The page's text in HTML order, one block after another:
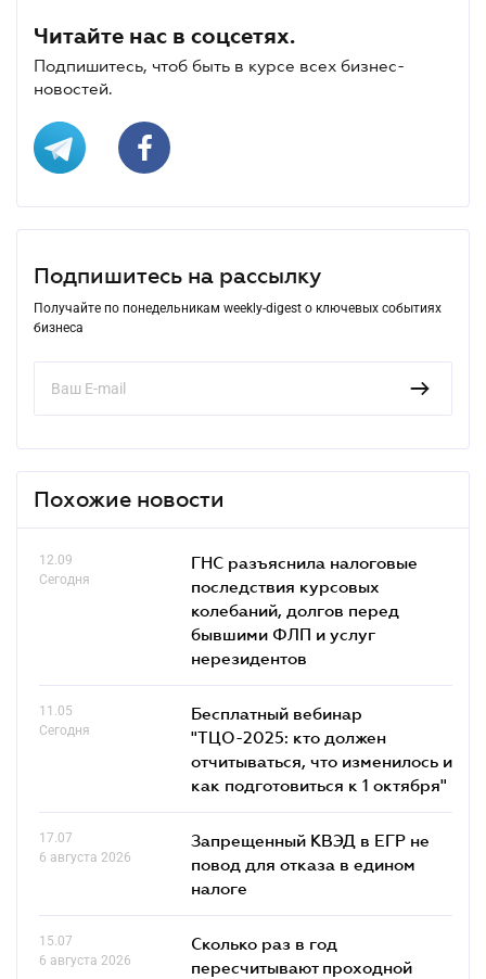
Читайте нас в соцсетях.
Подпишитесь, чтоб быть в курсе всех бизнес-
новостей.
Подпишитесь на рассылку
Получайте по понедельникам weekly-digest о ключевых событиях
бизнеса
Похожие новости
12.09
Сегодня
ГНС разъяснила налоговые
последствия курсовых
колебаний, долгов перед
бывшими ФЛП и услуг
нерезидентов
11.05
Сегодня
Бесплатный вебинар
"ТЦО-2025: кто должен
отчитываться, что изменилось и
как подготовиться к 1 октября"
17.07
6 августа 2026
Запрещенный КВЭД в ЕГР не
повод для отказа в едином
налоге
15.07
6 августа 2026
Сколько раз в год
пересчитывают проходной